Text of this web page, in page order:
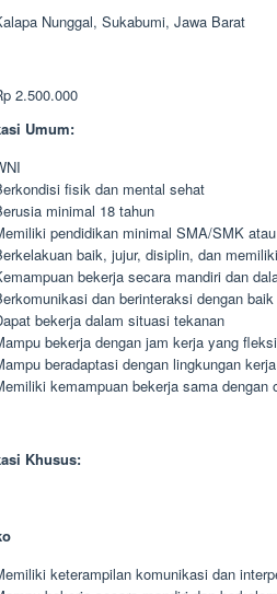
Nunggal, Sukabumi, Jawa Barat
2.500.000
Umum:
fisik dan mental sehat
minimal 18 tahun
pendidikan minimal SMA/SMK
baik, jujur, disiplin, dan
bekerja secara mandiri dan
dan berinteraksi dengan baik
bekerja dalam situasi tekanan
bekerja dengan jam kerja yang
beradaptasi dengan lingkungan
kemampuan bekerja sama dengan
Khusus:
keterampilan komunikasi dan